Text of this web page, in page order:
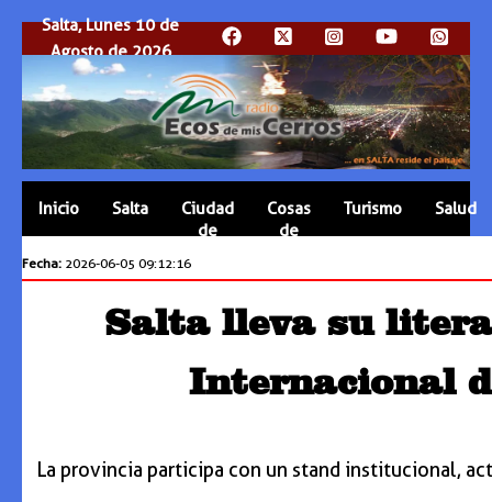
Salta, Lunes 10 de
Agosto de 2026
Inicio Salta
Ciudad
de
Cosas
de
Turismo Salud
Fecha: 2026-06-05 09:12:16
Salta lleva su
Internacional
La provincia participa con un stand institucional,